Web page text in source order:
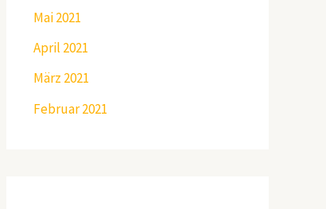
Mai 2021
April 2021
März 2021
Februar 2021